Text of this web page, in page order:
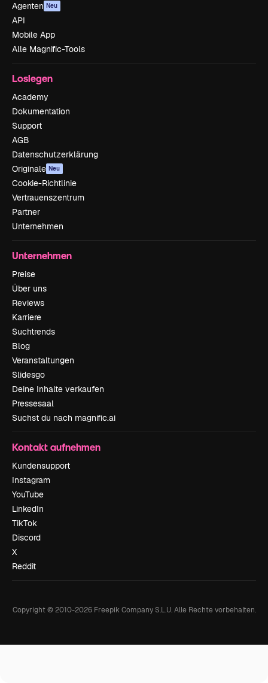
Agenten Neu
API
Mobile App
Alle Magnific-Tools
Loslegen
Academy
Dokumentation
Support
AGB
Datenschutzerklärung
Originale Neu
Cookie-Richtlinie
Vertrauenszentrum
Partner
Unternehmen
Unternehmen
Preise
Über uns
Reviews
Karriere
Suchtrends
Blog
Veranstaltungen
Slidesgo
Deine Inhalte verkaufen
Pressesaal
Suchst du nach magnific.ai
Kontakt aufnehmen
Kundensupport
Instagram
YouTube
LinkedIn
TikTok
Discord
X
Reddit
Copyright © 2010-2026Freepik Company S.L.U. Alle Rechte vorbehalten.